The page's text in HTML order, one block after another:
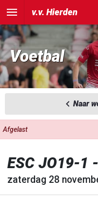
v.v. Hierden
Voetbal
Naar
Afgelast
ESC JO19-1
zaterdag 28